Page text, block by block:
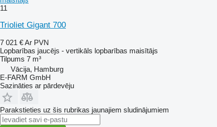
11
Trioliet Gigant 700
7 021 €Ar PVN
Lopbarības jaucējs - vertikāls lopbarības maisītājs
Tilpums 7 m³
Vācija, Hamburg
E-FARM GmbH
Sazināties ar pārdevēju
Parakstieties uz šis rubrikas jaunajiem sludinājumiem